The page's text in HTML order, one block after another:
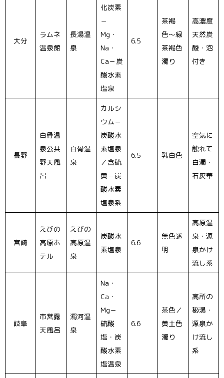
大分
ラムネ
温泉館
長湯温
泉
化炭素
－
Mg・
Na・
Ca－炭
酸水素
塩泉
6.5
茶褐
色〜緑
茶褐色
濁り
高濃度
天然炭
酸・泡
付き
長野
白骨温
泉公共
野天風
呂
白骨温
泉
カルシ
ウム－
炭酸水
素塩泉
／含硫
黄－炭
酸水素
塩泉系
6.5 乳白色
空気に
触れて
白濁・
石灰華
宮崎
えびの
高原ホ
テル
えびの
高原温
泉
炭酸水
素塩泉
6.6
無色透
明
高原温
泉・源
泉かけ
流し系
岐阜
市営露
天風呂
濁河温
泉
Na・
Ca・
Mg－
硫酸
塩・炭
酸水素
塩温泉
6.6
茶色／
黄土色
濁り
高所の
秘湯・
源泉か
け流し
系